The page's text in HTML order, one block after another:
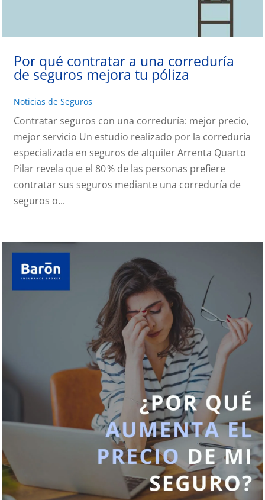
Por qué contratar a una correduría
de seguros mejora tu póliza
Noticias de Seguros
Contratar seguros con una correduría: mejor precio,
mejor servicio Un estudio realizado por la correduría
especializada en seguros de alquiler Arrenta Quarto
Pilar revela que el 80 % de las personas prefiere
contratar sus seguros mediante una correduría de
seguros o...